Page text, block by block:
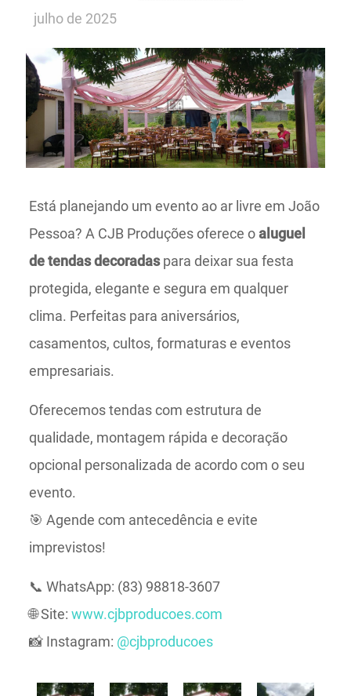
julho de 2025
Está planejando um evento ao ar livre em João
Pessoa? A CJB Produções oferece oaluguel
de tendas decoradaspara deixar sua festa
protegida, elegante e segura em qualquer
clima. Perfeitas para aniversários,
casamentos, cultos, formaturas e eventos
empresariais.
Oferecemos tendas com estrutura de
qualidade, montagem rápida e decoração
opcional personalizada de acordo com o seu
evento.
🎯 Agende com antecedência e evite
imprevistos!
📞 WhatsApp: (83) 98818-3607
🌐 Site: www.cjbproducoes.com
📸 Instagram: @cjbproducoes